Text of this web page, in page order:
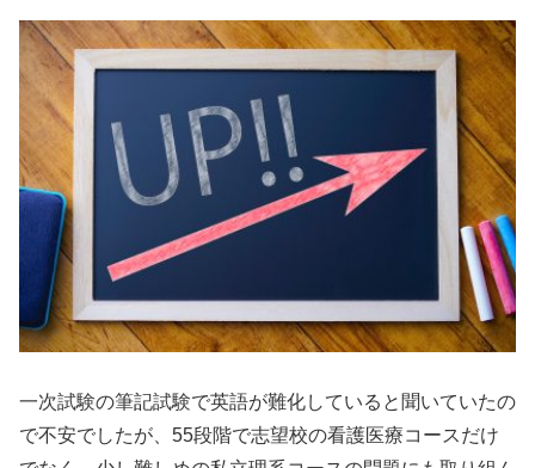
一次試験の筆記試験で英語が難化していると聞いていたの
で不安でしたが、55段階で志望校の看護医療コースだけ